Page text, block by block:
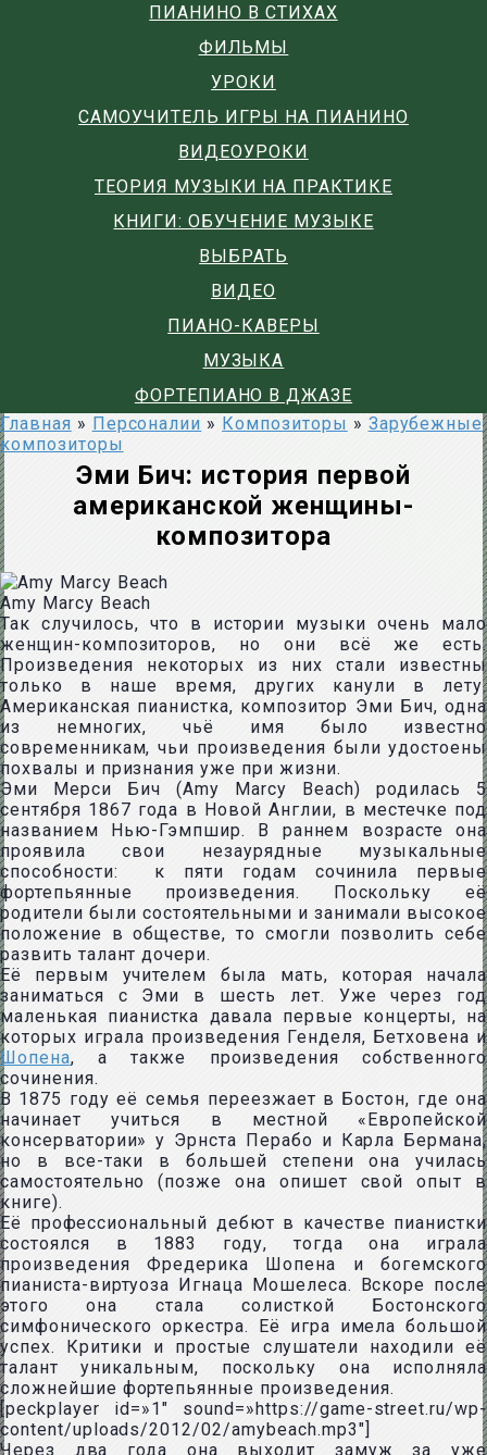
ПИАНИНО В СТИХАХ
ФИЛЬМЫ
УРОКИ
САМОУЧИТЕЛЬ ИГРЫ НА ПИАНИНО
ВИДЕОУРОКИ
ТЕОРИЯ МУЗЫКИ НА ПРАКТИКЕ
КНИГИ: ОБУЧЕНИЕ МУЗЫКЕ
ВЫБРАТЬ
ВИДЕО
ПИАНО-КАВЕРЫ
МУЗЫКА
ФОРТЕПИАНО В ДЖАЗЕ
Главная » Персоналии » Композиторы » Зарубежные
композиторы
Эми Бич: история первой
американской женщины-
композитора
Amy Marcy Beach
Так случилось, что в истории музыки очень мало
женщин-композиторов, но они всё же есть.
Произведения некоторых из них стали известны
только в наше время, других канули в лету.
Американская пианистка, композитор Эми Бич, одна
из немногих, чьё имя было известно
современникам, чьи произведения были удостоены
похвалы и признания уже при жизни.
Эми Мерси Бич (Amy Marcy Beach) родилась 5
сентября 1867 года в Новой Англии, в местечке под
названием Нью-Гэмпшир. В раннем возрасте она
проявила свои незаурядные музыкальные
способности: к пяти годам сочинила первые
фортепьянные произведения. Поскольку её
родители были состоятельными и занимали высокое
положение в обществе, то смогли позволить себе
развить талант дочери.
Её первым учителем была мать, которая начала
заниматься с Эми в шесть лет. Уже через год
маленькая пианистка давала первые концерты, на
которых играла произведения Генделя, Бетховена и
Шопена, а также произведения собственного
сочинения.
В 1875 году её семья переезжает в Бостон, где она
начинает учиться в местной «Европейской
консерватории» у Эрнста Перабо и Карла Бермана,
но в все-таки в большей степени она училась
самостоятельно (позже она опишет свой опыт в
книге).
Её профессиональный дебют в качестве пианистки
состоялся в 1883 году, тогда она играла
произведения Фредерика Шопена и богемского
пианиста-виртуоза Игнаца Мошелеса. Вскоре после
этого она стала солисткой Бостонского
симфонического оркестра. Её игра имела большой
успех. Критики и простые слушатели находили её
талант уникальным, поскольку она исполняла
сложнейшие фортепьянные произведения.
[peckplayer id=»1″ sound=»https://game-street.ru/wp-
content/uploads/2012/02/amybeach.mp3″]
Через два года она выходит замуж за уже